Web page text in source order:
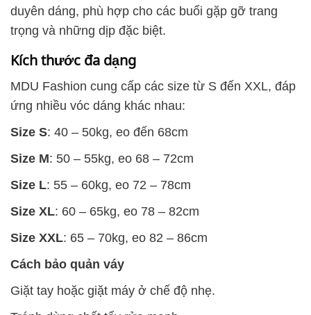
duyên dáng, phù hợp cho các buổi gặp gỡ trang
trọng và những dịp đặc biệt.
Kích thước đa dạng
MDU Fashion cung cấp các size từ S đến XXL, đáp
ứng nhiều vóc dáng khác nhau:
Size S: 40 – 50kg, eo đến 68cm
Size M: 50 – 55kg, eo 68 – 72cm
Size L: 55 – 60kg, eo 72 – 78cm
Size XL: 60 – 65kg, eo 78 – 82cm
Size XXL: 65 – 70kg, eo 82 – 86cm
Cách bảo quản váy
Giặt tay hoặc giặt máy ở chế độ nhẹ.